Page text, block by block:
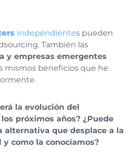
independientes pueden
También las
y empresas emergentes
mismos beneficios que he
la evolución del
próximos años? ¿Puede
alternativa que desplace a la
como la conocíamos?